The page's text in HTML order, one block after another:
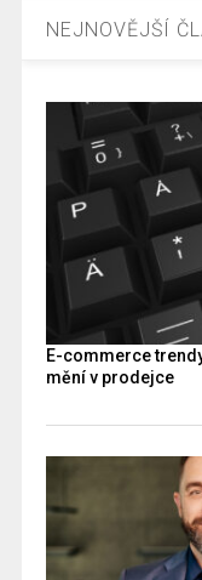
NEJNOVĚJŠÍ
E-commerce
mění v prodejce